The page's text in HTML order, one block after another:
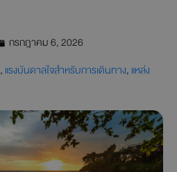
กรกฎาคม 6, 2026
, แรงบันดาลใจสำหรับการเดินทาง, แหล่ง